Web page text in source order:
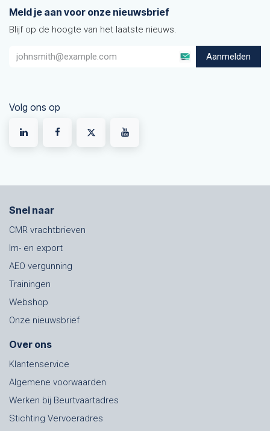
Meld je aan voor onze nieuwsbrief
Blijf op de hoogte van het laatste nieuws.
Aanmelden
Volg ons op
Snel naar
CMR vrachtbrieven
Im- en export
AEO vergunning
Trainingen
Webshop
Onze nieuwsbrief
Over ons
Klantenservice
Algemene voorwaarden
Werken bij Beurtvaartadres
Stichting Vervoeradres